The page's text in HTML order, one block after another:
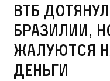
ВТБ
Бразилии,
жалуются
деньги